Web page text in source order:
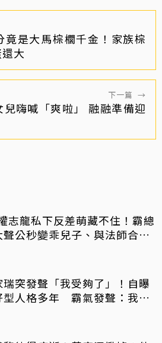
竟是大馬棕櫚千金！家族棕
大
下一篇 →
嗨喊「爽啦」 融融準備迎
志龍私下反差萌藏不住！霸總
聲公秒變乖兒子、與法師合照
瑞突發聲「我受夠了」！自曝
型人格多年 霸氣發聲：我也